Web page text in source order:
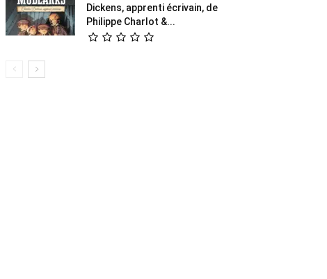
Dickens, apprenti écrivain, de
Philippe Charlot &...